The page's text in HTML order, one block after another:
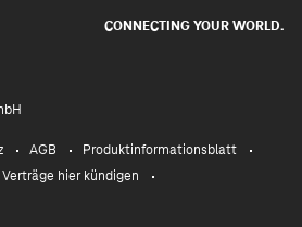
CONNECTING YOUR WORLD.
AGB
Produktinformationsblatt
Verträge hier kündigen